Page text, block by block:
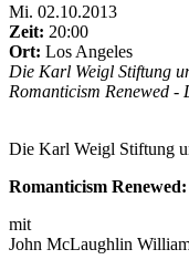
Mi. 02.10.2013
Zeit: 20:00
Ort: Los Angeles
Die Karl Weigl Stiftung
Romanticism Renewed
Die Karl Weigl Stiftung
Romanticism
mit
John McLaughlin